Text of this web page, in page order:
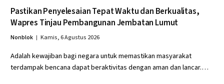
Pastikan Penyelesaian Tepat Waktu dan Berkualitas,
Wapres Tinjau Pembangunan Jembatan Lumut
Nonblok Kamis, 6 Agustus 2026
Adalah kewajiban bagi negara untuk memastikan masyarakat
terdampak bencana dapat beraktivitas dengan aman dan lancar.…